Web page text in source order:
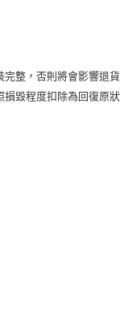
整，否則將會影響退貨
毀程度扣除為回復原